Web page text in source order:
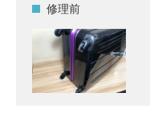
修理前